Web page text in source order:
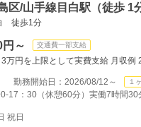
区/山手線目白駅（徒歩 1
徒歩1分
円～ 交通費一部支給
万円を上限として実費支給 月収例
務開始日：2026/08/12～ １
17：30（休憩60分）実働7時間
祝日